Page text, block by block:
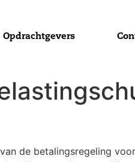
Opdrachtgevers
de betalingsregeling voor